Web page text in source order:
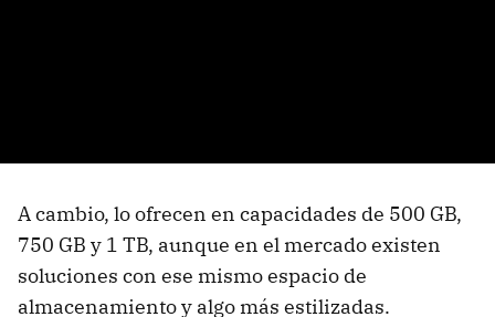
A cambio, lo ofrecen en capacidades de 500 GB,
750 GB y 1 TB, aunque en el mercado existen
soluciones con ese mismo espacio de
almacenamiento y algo más estilizadas.